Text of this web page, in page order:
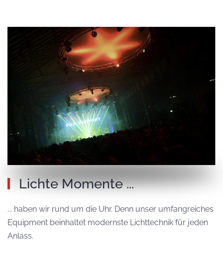
Lichte Momente ...
... haben wir rund um die Uhr. Denn unser umfangreiches
Equipment beinhaltet modernste Lichttechnik für jeden
Anlass.